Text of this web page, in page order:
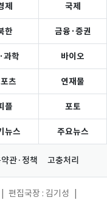
제 국제
한 금융·증권
과학 바이오
츠 연재물
플 포토
뉴스 주요뉴스
관·정책 고충처리
편집국장 : 김기성